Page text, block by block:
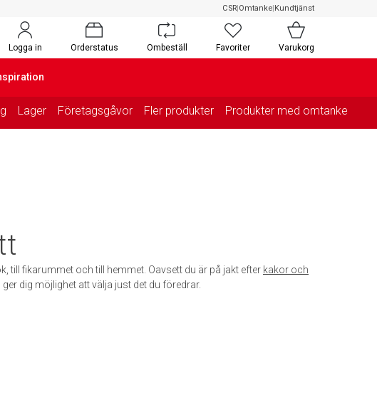
CSR|Omtanke|Kundtjänst
Logga in Orderstatus Ombeställ Favoriter Varukorg
Lager Företagsgåvor Fler produkter Produkter med omtanke
till fikarummet och till hemmet. Oavsett du är på jakt efter kakor och
dig möjlighet att välja just det du föredrar.